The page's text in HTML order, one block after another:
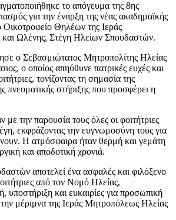
το απόγευμα της 8ης
για την έναρξη της νέας ακαδημαϊκής
Οικοτροφείο Θηλέων της Ιεράς
Ωλένης, Στέγη Ηλείων Σπουδαστών.
ο Σεβασμιώτατος Μητροπολίτης Ηλείας
ο οποίος απηύθυνε πατρικές ευχές και
τονίζοντας τη σημασία της
πνευματικής στήριξης που προσφέρει η
την παρουσία τους όλες οι φοιτήτριες
εκφράζοντας την ευγνωμοσύνη τους για
Η ατμόσφαιρα ήταν θερμή και γεμάτη
και αποδοτική χρονιά.
αποτελεί ένα ασφαλές και φιλόξενο
από τον Νομό Ηλείας,
υποστήριξη και ευκαιρίες για προσωπική
μέριμνα της Ιεράς Μητροπόλεως Ηλείας